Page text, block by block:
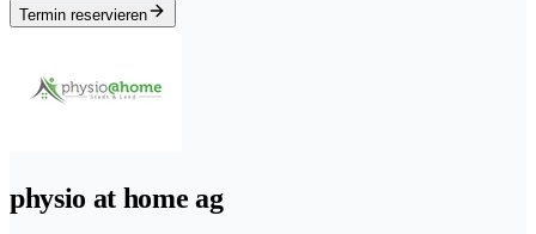
Termin reservieren
physio at home ag